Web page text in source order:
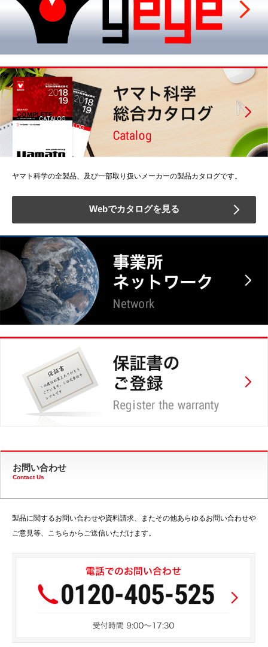
ヤマト科学の全製品、及び一部取り扱いメーカーの製品カタログです。
Webでカタログを見る
お問い合わせ
Contact Us
製品に関するお問い合わせや資料請求、またその他あらゆるお問い合わせや
ご意見等、こちらからご送信いただけます。